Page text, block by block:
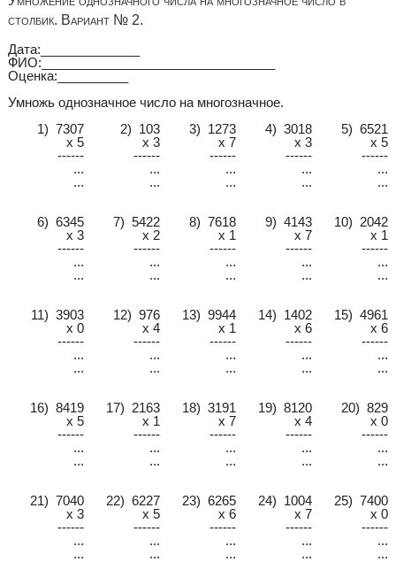
столбик. Вариант № 2.
Дата:______________
ФИО:_________________________________
Оценка:__________
Умножь однозначное число на многозначное.
1) 7307
2) 103 3) 1273 4) 3018
5) 6521
x 5
x 3 x 7 x 3
x 5
------
------ ------ ------
------
...
... ... ...
...
...
... ... ... ...
6) 6345 7) 5422 8) 7618 9) 4143
10) 2042
x 3
x 2 x 1 x 7
x 1
------
------ ------ ------
------
...
... ... ...
...
...
... ... ... ...
11) 3903 12) 976 13) 9944 14) 1402
15) 4961
x 0
x 4 x 1 x 6
x 6
------
------ ------ ------
------
...
... ... ...
...
...
... ... ... ...
16) 8419 17) 2163 18) 3191 19) 8120
20) 829
x 5
x 1 x 7 x 4
x 0
------
------ ------ ------
------
...
... ... ...
...
...
... ... ... ...
21) 7040 22) 6227 23) 6265 24) 1004
25) 7400
x 3
x 5 x 6 x 7
x 0
------
------ ------ ------
------
...
... ... ...
...
...
... ... ... ...